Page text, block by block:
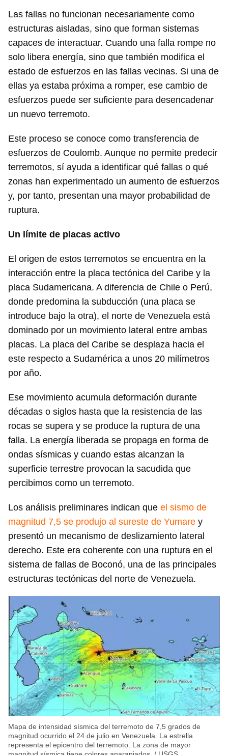
Las fallas no funcionan necesariamente como
estructuras aisladas, sino que forman sistemas
capaces de interactuar. Cuando una falla rompe no
solo libera energía, sino que también modifica el
estado de esfuerzos en las fallas vecinas. Si una de
ellas ya estaba próxima a romper, ese cambio de
esfuerzos puede ser suficiente para desencadenar
un nuevo terremoto.
Este proceso se conoce como transferencia de
esfuerzos de Coulomb. Aunque no permite predecir
terremotos, sí ayuda a identificar qué fallas o qué
zonas han experimentado un aumento de esfuerzos
y, por tanto, presentan una mayor probabilidad de
ruptura.
Un límite de placas activo
El origen de estos terremotos se encuentra en la
interacción entre la placa tectónica del Caribe y la
placa Sudamericana. A diferencia de Chile o Perú,
donde predomina la subducción (una placa se
introduce bajo la otra), el norte de Venezuela está
dominado por un movimiento lateral entre ambas
placas. La placa del Caribe se desplaza hacia el
este respecto a Sudamérica a unos 20 milímetros
por año.
Ese movimiento acumula deformación durante
décadas o siglos hasta que la resistencia de las
rocas se supera y se produce la ruptura de una
falla. La energía liberada se propaga en forma de
ondas sísmicas y cuando estas alcanzan la
superficie terrestre provocan la sacudida que
percibimos como un terremoto.
Los análisis preliminares indican que el sismo de
magnitud 7,5 se produjo al sureste de Yumare y
presentó un mecanismo de deslizamiento lateral
derecho. Este era coherente con una ruptura en el
sistema de fallas de Boconó, una de las principales
estructuras tectónicas del norte de Venezuela.
Mapa de intensidad sísmica del terremoto de 7,5 grados de
magnitud ocurrido el 24 de julio en Venezuela. La estrella
representa el epicentro del terremoto. La zona de mayor